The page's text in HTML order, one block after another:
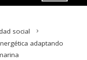
social
adaptando